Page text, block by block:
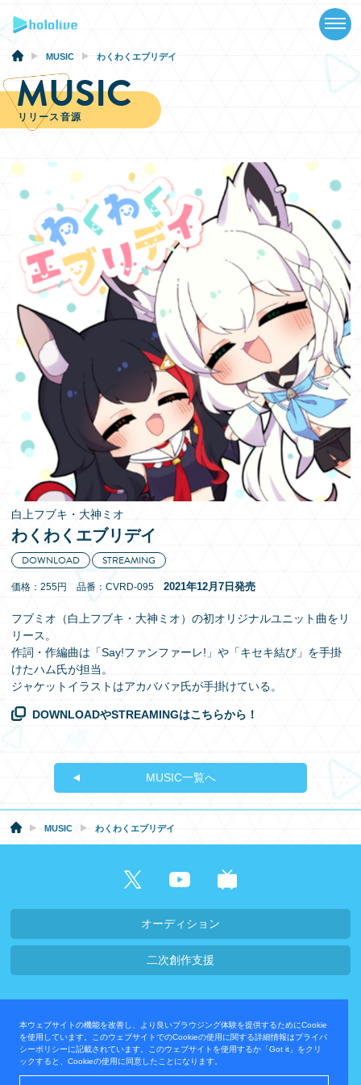
本ウェブサイトの機能を改善し、より良いブラウジング体験を提供するためにCookie
を使用しています。このウェブサイトでのCookieの使用に関する詳細情報はプライバ
シーポリシーに記載されています。このウェブサイトを使用するか「Got it」をクリ
ックすると、Cookieの使用に同意したことになります。
NEWS
SCHEDULE
EVENTS
VIDEOS
MUSIC
GOODS
SPECIAL
EN
MUSIC わくわくエブリデイ
MUSIC
リリース音源
白上フブキ・大神ミオ
わくわくエブリデイ
DOWNLOAD STREAMING
価格：255円 品番：CVRD-095 2021年12月7日発売
フブミオ（白上フブキ・大神ミオ）の初オリジナルユニット曲をリ
リース。
作詞・作編曲は「Say!ファンファーレ!」や「キセキ結び」を手掛
けたハム氏が担当。
ジャケットイラストはアカババァ氏が手掛けている。
DOWNLOADやSTREAMINGはこちらから！
MUSIC一覧へ
MUSIC わくわくエブリデイ
オーディション
二次創作支援
プライバシーポリシー
お問い合わせ
運営会社